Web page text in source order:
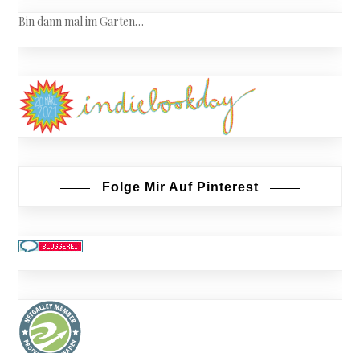
Bin dann mal im Garten…
Folge Mir Auf Pinterest